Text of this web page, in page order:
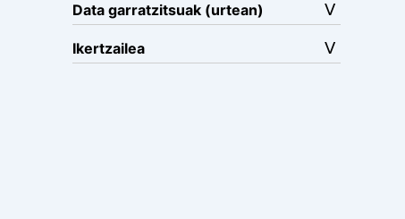
Data garratzitsuak (urtean)
Ikertzailea